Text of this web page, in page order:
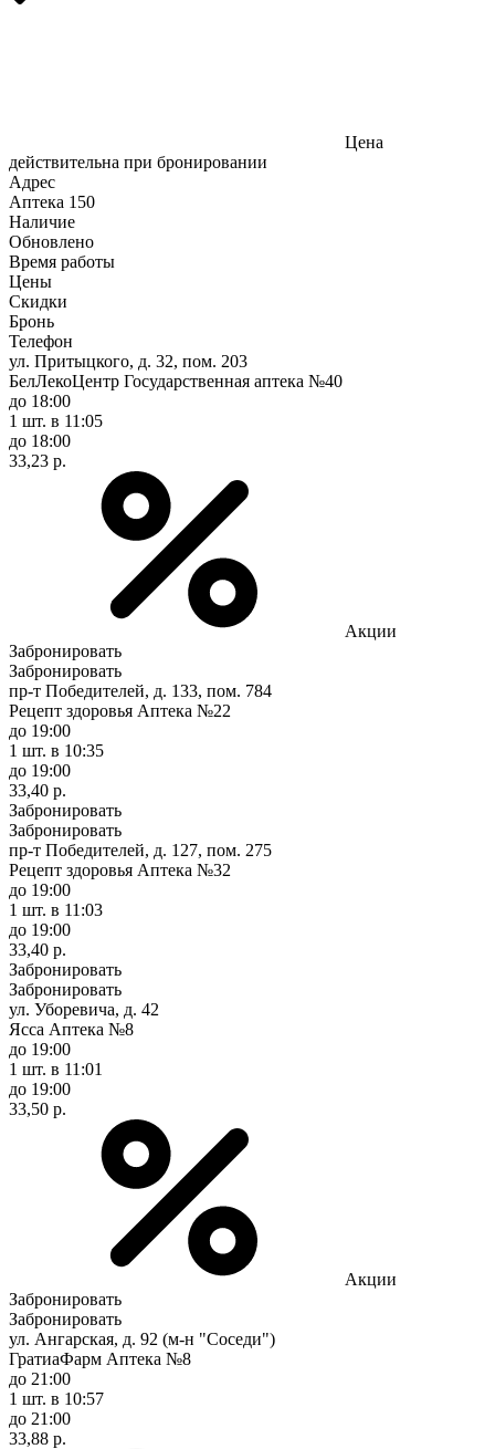
Цена
действительна при бронировании
Адрес
Аптека 150
Наличие
Обновлено
Время работы
Цены
Скидки
Бронь
Телефон
ул. Притыцкого, д. 32, пом. 203
БелЛекоЦентр Государственная аптека №40
до 18:00
1 шт. в 11:05
до 18:00
33,23 р.
Акции
Забронировать
Забронировать
пр-т Победителей, д. 133, пом. 784
Рецепт здоровья Аптека №22
до 19:00
1 шт. в 10:35
до 19:00
33,40 р.
Забронировать
Забронировать
пр-т Победителей, д. 127, пом. 275
Рецепт здоровья Аптека №32
до 19:00
1 шт. в 11:03
до 19:00
33,40 р.
Забронировать
Забронировать
ул. Уборевича, д. 42
Ясса Аптека №8
до 19:00
1 шт. в 11:01
до 19:00
33,50 р.
Акции
Забронировать
Забронировать
ул. Ангарская, д. 92 (м-н "Соседи")
ГратиаФарм Аптека №8
до 21:00
1 шт. в 10:57
до 21:00
33,88 р.